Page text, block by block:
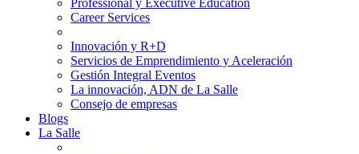
Professional y Executive Education
Career Services
Innovación y R+D
Servicios de Emprendimiento y Aceleración
Gestión Integral Eventos
La innovación, ADN de La Salle
Consejo de empresas
Blogs
La Salle